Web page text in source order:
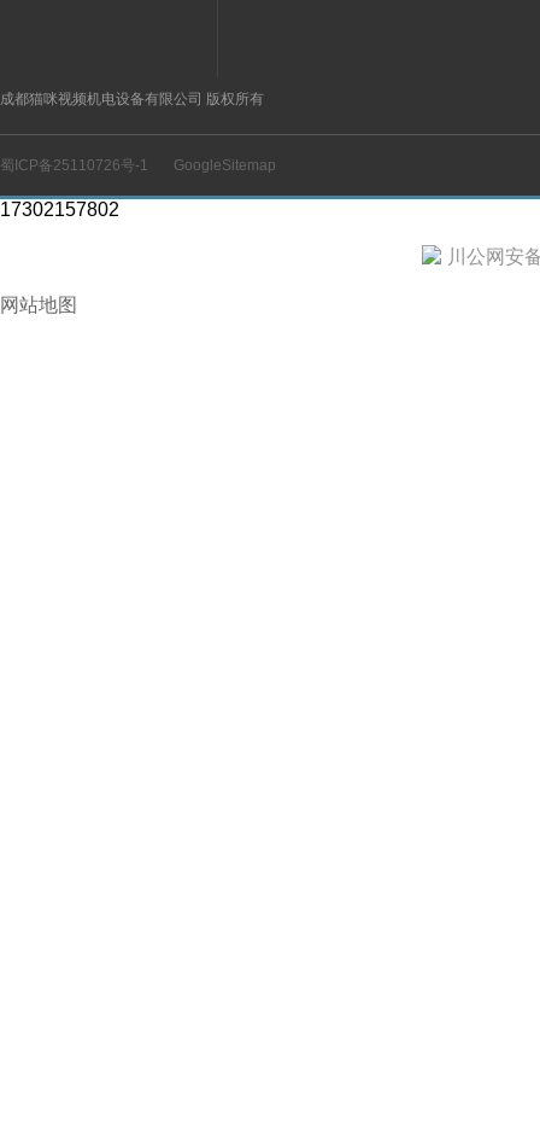
成都猫咪视频机电设备有限公司 版权所有
蜀ICP备25110726号-1 GoogleSitemap
17302157802
川公网安
网站地图